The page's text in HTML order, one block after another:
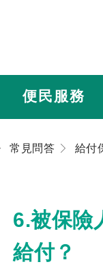
便民服務
常見問答 給付
6.被保險
給付？